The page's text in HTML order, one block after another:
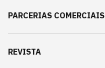
PARCERIAS COMERCIAIS
REVISTA